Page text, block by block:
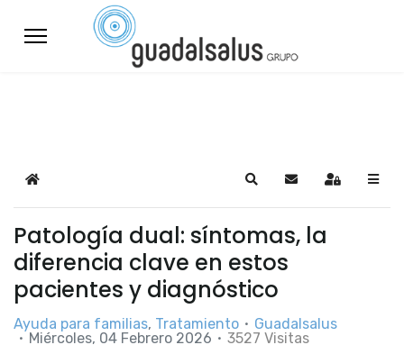
Home SearchSuscribirse a las
Sign In
Patología dual: síntomas, la
diferencia clave en estos
pacientes y diagnóstico
Ayuda para familias Tratamiento
Guadalsalus
Miércoles, 04 Febrero 2026
3527 Visitas